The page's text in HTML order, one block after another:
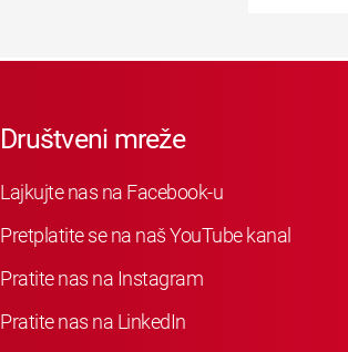
Društveni mreže
Lajkujte nas na Facebook-u
Pretplatite se na naš YouTube kanal
Pratite nas na Instagram
Pratite nas na LinkedIn